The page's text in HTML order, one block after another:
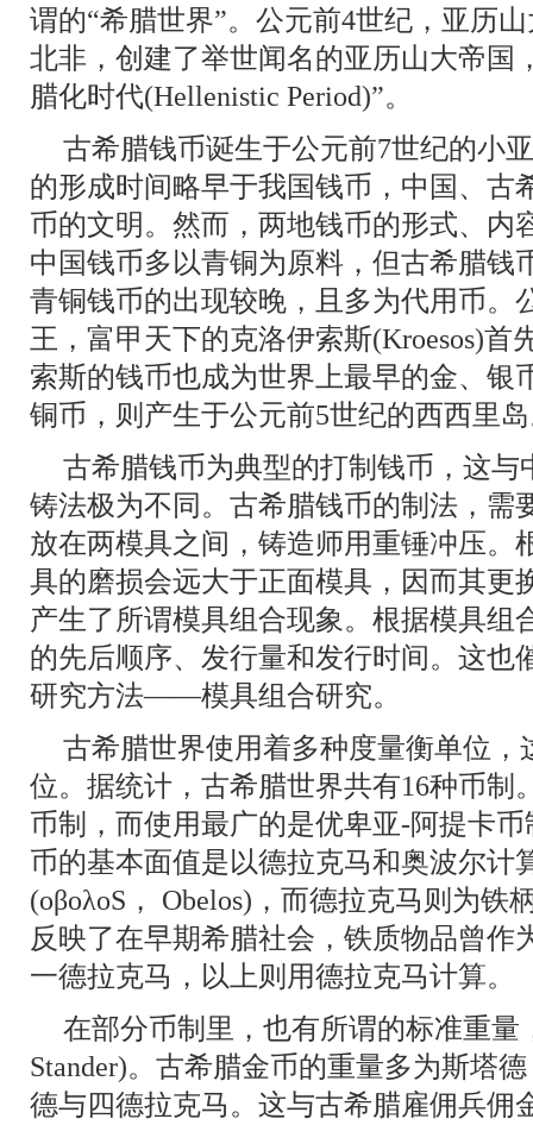
谓的“希腊世界”。公元前4世纪，亚历
北非，创建了举世闻名的亚历山大帝国
腊化时代(Hellenistic Period)”。
古希腊钱币诞生于公元前7世纪的小
的形成时间略早于我国钱币，中国、古
币的文明。然而，两地钱币的形式、内
中国钱币多以青铜为原料，但古希腊钱
青铜钱币的出现较晚，且多为代用币。
王，富甲天下的克洛伊索斯(Kroesos)首
索斯的钱币也成为世界上最早的金、银
铜币，则产生于公元前5世纪的西西里
古希腊钱币为典型的打制钱币，这
铸法极为不同。古希腊钱币的制法，需
放在两模具之间，铸造师用重锤冲压。
具的磨损会远大于正面模具，因而其更
产生了所谓模具组合现象。根据模具组
的先后顺序、发行量和发行时间。这也
研究方法——模具组合研究。
古希腊世界使用着多种度量衡单位
位。据统计，古希腊世界共有16种币制
币制，而使用最广的是优卑亚-阿提卡
币的基本面值是以德拉克马和奥波尔计
(οβολοS， Obelos)，而德拉克马则为铁
反映了在早期希腊社会，铁质物品曾作
一德拉克马，以上则用德拉克马计算。
在部分币制里，也有所谓的标准重量
Stander)。古希腊金币的重量多为斯塔
德与四德拉克马。这与古希腊雇佣兵佣